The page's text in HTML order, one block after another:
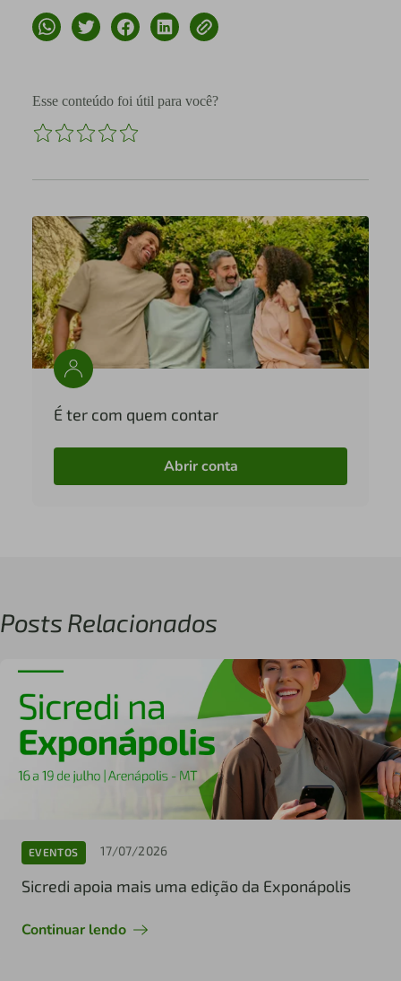
Esse conteúdo foi útil para você?
É ter com quem contar
Abrir conta
Posts Relacionados
EVENTOS 17/07/2026
Sicredi apoia mais uma edição da Exponápolis
Continuar lendo